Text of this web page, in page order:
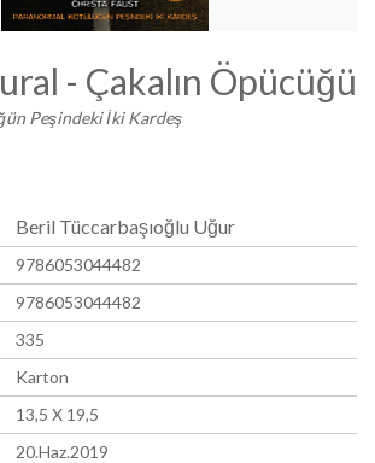
- Çakalın Öpücüğü
Peşindeki İki Kardeş
Beril Tüccarbaşıoğlu Uğur
9786053044482
9786053044482
335
Karton
13,5 X 19,5
20.Haz.2019